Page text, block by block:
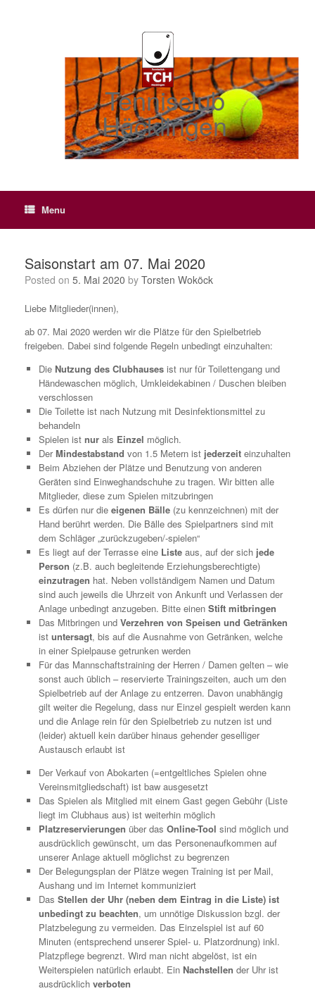
Tennisclub
Häcklingen
Menu
Saisonstart am 07. Mai 2020
Posted on 5. Mai 2020 by Torsten Woköck
Liebe Mitglieder(innen),
ab 07. Mai 2020 werden wir die Plätze für den Spielbetrieb
freigeben. Dabei sind folgende Regeln unbedingt einzuhalten:
Die Nutzung des Clubhausesist nur für Toilettengang und
Händewaschen möglich, Umkleidekabinen / Duschen bleiben
verschlossen
Die Toilette ist nach Nutzung mit Desinfektionsmittel zu
behandeln
Spielen ist nurals Einzel möglich.
DerMindestabstand von 1.5 Metern ist jederzeiteinzuhalten
Beim Abziehen der Plätze und Benutzung von anderen
Geräten sind Einweghandschuhe zu tragen. Wir bitten alle
Mitglieder, diese zum Spielen mitzubringen
Es dürfen nur die eigenen Bälle(zu kennzeichnen) mit der
Hand berührt werden. Die Bälle des Spielpartners sind mit
dem Schläger „zurückzugeben/-spielen“
Es liegt auf der Terrasse eine Liste aus, auf der sich jede
Person (z.B. auch begleitende Erziehungsberechtigte)
einzutragen hat. Neben vollständigem Namen und Datum
sind auch jeweils die Uhrzeit von Ankunft und Verlassen der
Anlage unbedingt anzugeben. Bitte einen Stift mitbringen
Das Mitbringen und Verzehren von Speisen und Getränken
ist untersagt, bis auf die Ausnahme von Getränken, welche
in einer Spielpause getrunken werden
Für das Mannschaftstraining der Herren / Damen gelten – wie
sonst auch üblich – reservierte Trainingszeiten, auch um den
Spielbetrieb auf der Anlage zu entzerren. Davon unabhängig
gilt weiter die Regelung, dass nur Einzel gespielt werden kann
und die Anlage rein für den Spielbetrieb zu nutzen ist und
(leider) aktuell kein darüber hinaus gehender geselliger
Austausch erlaubt ist
Der Verkauf von Abokarten (=entgeltliches Spielen ohne
Vereinsmitgliedschaft) ist baw ausgesetzt
Das Spielen als Mitglied mit einem Gast gegen Gebühr (Liste
liegt im Clubhaus aus) ist weiterhin möglich
Platzreservierungen über das Online-Tool sind möglich und
ausdrücklich gewünscht, um das Personenaufkommen auf
unserer Anlage aktuell möglichst zu begrenzen
Der Belegungsplan der Plätze wegen Training ist per Mail,
Aushang und im Internet kommuniziert
Das Stellen der Uhr (neben dem Eintrag in die Liste) ist
unbedingt zu beachten, um unnötige Diskussion bzgl. der
Platzbelegung zu vermeiden. Das Einzelspiel ist auf 60
Minuten (entsprechend unserer Spiel- u. Platzordnung) inkl.
Platzpflege begrenzt. Wird man nicht abgelöst, ist ein
Weiterspielen natürlich erlaubt. Ein Nachstellen der Uhr ist
ausdrücklich verboten